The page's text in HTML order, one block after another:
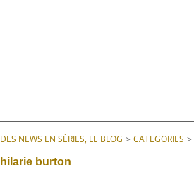
DES NEWS EN SÉRIES, LE BLOG > CATEGORIES >
hilarie burton